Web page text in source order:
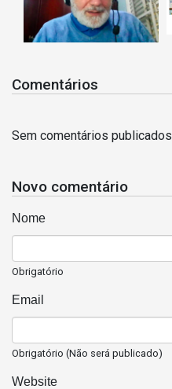
Comentários
Sem comentários publicados
Novo comentário
Nome
Obrigatório
Email
Obrigatório (Não será publicado)
Website